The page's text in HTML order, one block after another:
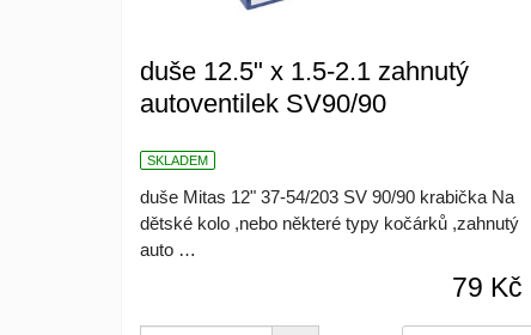
duše 12.5" x 1.5-2.1 zahnutý
autoventilek SV90/90
SKLADEM
duše Mitas 12" 37-54/203 SV 90/90 krabička Na
dětské kolo ,nebo některé typy kočárků ,zahnutý
auto …
79 Kč